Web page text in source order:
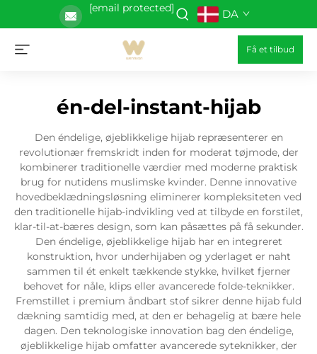
[email protected] DA
Få et tilbud
én-del-instant-hijab
Den éndelige, øjeblikkelige hijab repræsenterer en
revolutionær fremskridt inden for moderat tøjmode, der
kombinerer traditionelle værdier med moderne praktisk
brug for nutidens muslimske kvinder. Denne innovative
hovedbeklædningsløsning eliminerer kompleksiteten ved
den traditionelle hijab-indvikling ved at tilbyde en forstilet,
klar-til-at-bæres design, som kan påsættes på få sekunder.
Den éndelige, øjeblikkelige hijab har en integreret
konstruktion, hvor underhijaben og yderlaget er naht
sammen til ét enkelt tækkende stykke, hvilket fjerner
behovet for nåle, klips eller avancerede folde-teknikker.
Fremstillet i premium åndbart stof sikrer denne hijab fuld
dækning samtidig med, at den er behagelig at bære hele
dagen. Den teknologiske innovation bag den éndelige,
øjeblikkelige hijab omfatter avancerede syteknikker, der